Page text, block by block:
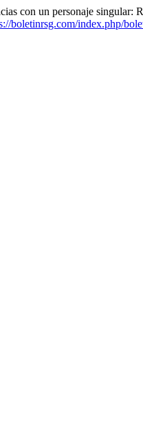
con un personaje singular:
boletinrsg.com/index.php/